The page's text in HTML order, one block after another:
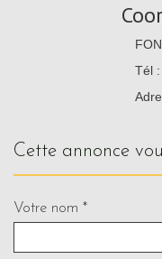
Tél :
cette annonce
Votre nom *